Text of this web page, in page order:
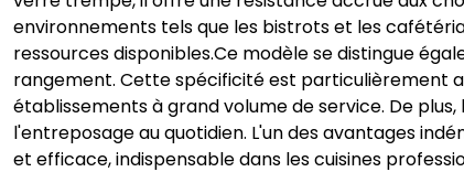
environnements tels que les bistrots et les
ressources disponibles.Ce modèle se distingue
rangement. Cette spécificité est particulièrement
établissements à grand volume de service. De plus,
l'entreposage au quotidien. L'un des avantages
et efficace, indispensable dans les cuisines